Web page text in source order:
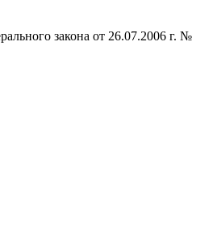
закона от 26.07.2006 г. №